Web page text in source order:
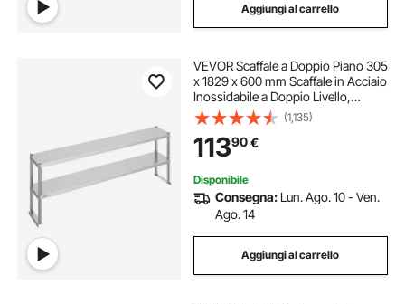
Aggiungi al carrello
VEVOR Scaffale a Doppio Piano 305
x 1829 x 600 mm Scaffale in Acciaio
Inossidabile a Doppio Livello,
Altezza Regolabile, Tavolo da
Lavoro di Preparazione per Scaffale
per Cucina, Ristorante, Officina
(1,135)
11390€
Disponibile
Consegna: Lun. Ago. 10 - Ven.
Ago. 14
Aggiungi al carrello